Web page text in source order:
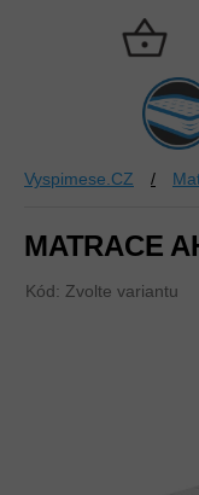
Vyspimese.CZ /
MATRACE
Kód: Zvolte variantu